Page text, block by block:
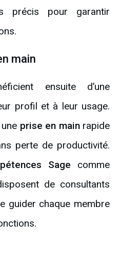
précis pour garantir
main
ensuite d’une
profil et à leur usage.
prise en mainrapide
perte de productivité.
Sage comme
de consultants
guider chaque membre